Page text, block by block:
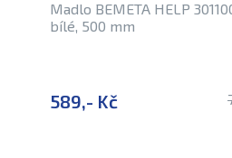
Madlo BEMETA HELP
bílé, 500 mm
589,- Kč